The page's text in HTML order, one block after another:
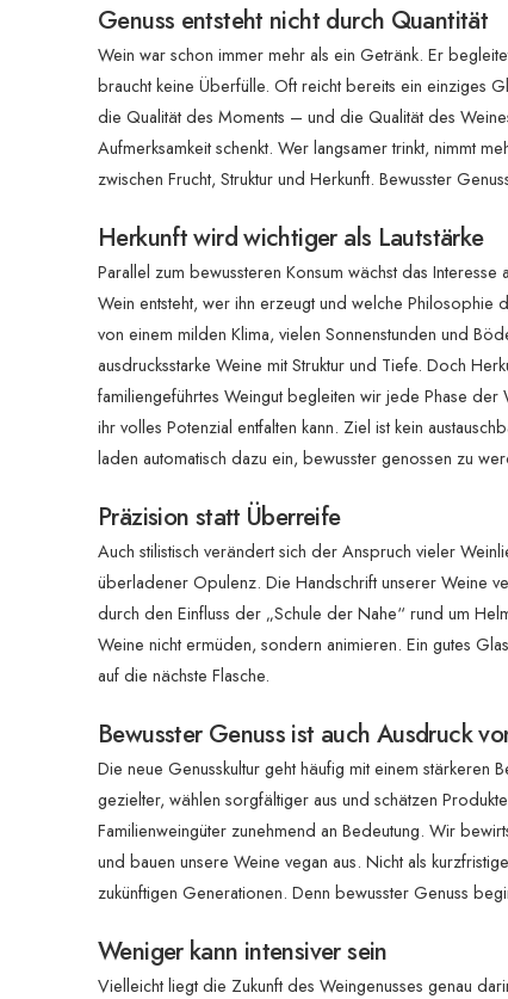
Genuss entsteht nicht durch Quantität
Wein war schon immer mehr als ein Getränk. Er
braucht keine Überfülle. Oft reicht bereits ein einziges
die Qualität des Moments – und die Qualität des
Aufmerksamkeit schenkt. Wer langsamer trinkt, nimmt
zwischen Frucht, Struktur und Herkunft. Bewusster
Herkunft wird wichtiger als Lautstärke
Parallel zum bewussteren Konsum wächst das
Wein entsteht, wer ihn erzeugt und welche Philosophie
von einem milden Klima, vielen Sonnenstunden und
ausdrucksstarke Weine mit Struktur und Tiefe. Doch
familiengeführtes Weingut begleiten wir jede Phase
ihr volles Potenzial entfalten kann. Ziel ist kein
laden automatisch dazu ein, bewusster genossen zu
Präzision statt Überreife
Auch stilistisch verändert sich der Anspruch vieler
überladener Opulenz. Die Handschrift unserer Weine
durch den Einfluss der „Schule der Nahe“ rund um
Weine nicht ermüden, sondern animieren. Ein gutes
auf die nächste Flasche.
Bewusster Genuss ist auch Ausdruck
Die neue Genusskultur geht häufig mit einem stärkeren
gezielter, wählen sorgfältiger aus und schätzen
Familienweingüter zunehmend an Bedeutung. Wir
und bauen unsere Weine vegan aus. Nicht als
zukünftigen Generationen. Denn bewusster Genuss
Weniger kann intensiver sein
Vielleicht liegt die Zukunft des Weingenusses genau